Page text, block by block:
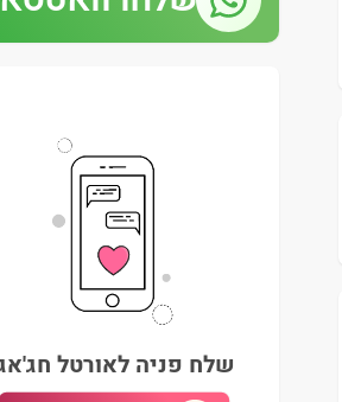
שלח פניה לאורטל